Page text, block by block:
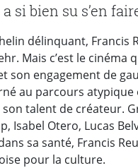
si bien su s’en
délinquant, Francis
Mais c’est le
engagement de
au parcours atypique
talent de créateur.
Isabel Otero, Lucas
sa santé, Francis
pour la culture.